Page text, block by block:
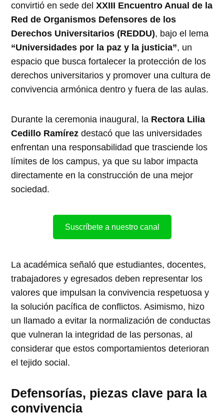
convirtió en sede delXXIII Encuentro Anual de la
Red de Organismos Defensores de los
Derechos Universitarios (REDDU), bajo el lema
“Universidades por la paz y la justicia”, un
espacio que busca fortalecer la protección de los
derechos universitarios y promover una cultura de
convivencia armónica dentro y fuera de las aulas.
Durante la ceremonia inaugural, la Rectora Lilia
Cedillo Ramírez destacó que las universidades
enfrentan una responsabilidad que trasciende los
límites de los campus, ya que su labor impacta
directamente en la construcción de una mejor
sociedad.
Suscríbete a nuestro canal
La académica señaló que estudiantes, docentes,
trabajadores y egresados deben representar los
valores que impulsan la convivencia respetuosa y
la solución pacífica de conflictos. Asimismo, hizo
un llamado a evitar la normalización de conductas
que vulneran la integridad de las personas, al
considerar que estos comportamientos deterioran
el tejido social.
Defensorías, piezas clave para la
convivencia